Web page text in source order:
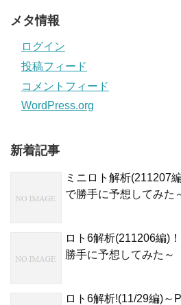
メタ情報
ログイン
投稿フィード
コメントフィード
WordPress.org
新着記事
ミニロト解析(211207
で勝手に予想してみた
ロト6解析(211206編)
勝手に予想してみた～
ロト6解析!(11/29編)～